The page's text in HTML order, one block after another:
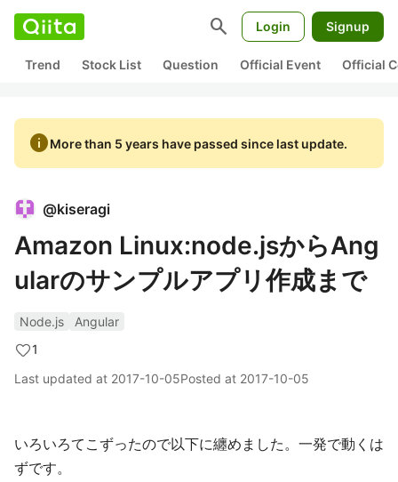
search Login Signup
Trend Stock List Question Official Event Official
infoMore than 5 years have passed since last update.
@kiseragi
Amazon Linux:node.jsからAng
ularのサンプルアプリ作成まで
Node.js
Angular
1
Last updated at 2017-10-05Posted at 2017-10-05
いろいろてこずったので以下に纏めました。一発で動くは
ずです。